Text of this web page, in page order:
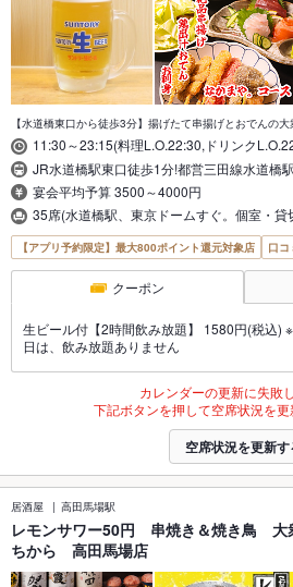
【水道橋東口から徒歩3分】揚げたて串揚げとおでんの大
11:30～23:15(料理L.O.22:30,ドリンク
JR水道橋駅東口徒歩1分!都営三田線水道橋
宴会平均予算 3500～4000円
35席(水道橋駅、東京ドームすぐ。個室・貸
【アプリ予約限定】最大800ポイント還元対象店 口
クーポン
生ビール付【2時間飲み放題】 1580円(税込)
日は、飲み放題ありません
カレンダーの更新に失敗
下記ボタンを押して空席状況を更
空席状況を更新す
居酒屋 高田馬場駅
レモンサワー50円 串焼き＆焼き鳥
ちから 高田馬場店